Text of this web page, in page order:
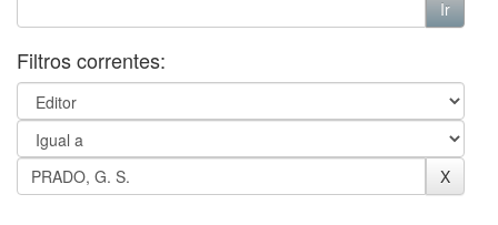
Filtros correntes: